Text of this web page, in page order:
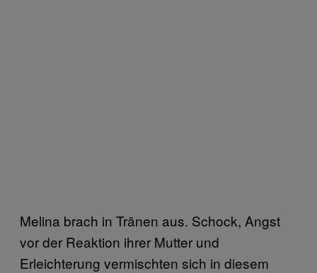
Melina brach in Tränen aus. Schock, Angst
vor der Reaktion ihrer Mutter und
Erleichterung vermischten sich in diesem